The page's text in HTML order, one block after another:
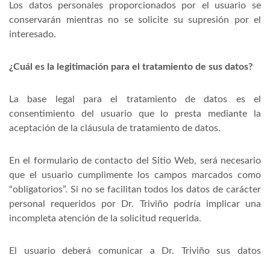
Los datos personales proporcionados por el usuario se
conservarán mientras no se solicite su supresión por el
interesado.
¿Cuál es la legitimación para el tratamiento de sus datos?
La base legal para el tratamiento de datos es el
consentimiento del usuario que lo presta mediante la
aceptación de la cláusula de tratamiento de datos.
En el formulario de contacto del Sitio Web, será necesario
que el usuario cumplimente los campos marcados como
“obligatorios”. Si no se facilitan todos los datos de carácter
personal requeridos por Dr. Triviño podría implicar una
incompleta atención de la solicitud requerida.
El usuario deberá comunicar a Dr. Triviño sus datos